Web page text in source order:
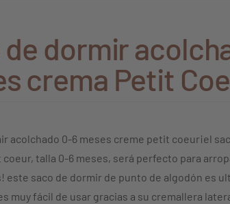
de dormir
crema Petit
acolchado 0-6 meses creme petit coeur¡el
talla 0-6 meses, será perfecto para
este saco de dormir de punto de algodón es
muy fácil de usar gracias a su cremallera